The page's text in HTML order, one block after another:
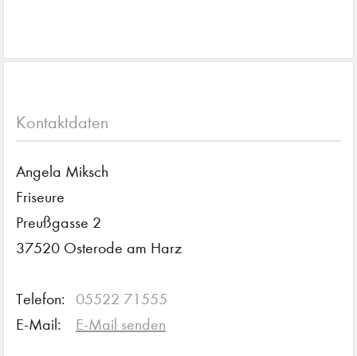
Kontaktdaten
Angela Miksch
Friseure
Preußgasse 2
37520 Osterode am Harz
Telefon:
05522 71555
E-Mail:
E-Mail senden